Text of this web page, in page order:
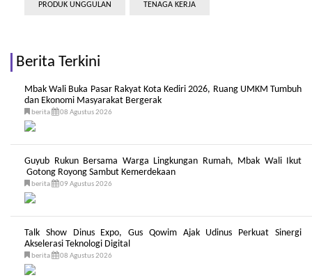
PRODUK UNGGULAN TENAGA KERJA
Berita Terkini
Mbak Wali Buka Pasar Rakyat Kota Kediri 2026, Ruang UMKM Tumbuh
dan Ekonomi Masyarakat Bergerak
berita 08 Agustus 2026
Guyub Rukun Bersama Warga Lingkungan Rumah, Mbak Wali Ikut
Gotong Royong Sambut Kemerdekaan
berita 09 Agustus 2026
Talk Show Dinus Expo, Gus Qowim Ajak Udinus Perkuat Sinergi
Akselerasi Teknologi Digital
berita 08 Agustus 2026